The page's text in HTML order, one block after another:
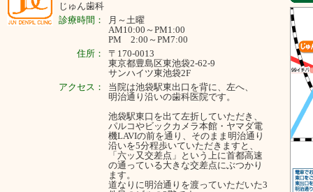
じゅん歯科
診療時間：
月～ 土曜
AM10:00～PM1:00
PM 2:00～PM7:00
住所：
〒170-0013
東京都豊島区東池袋2-62-9
サンハイツ東池袋2F
アクセス：
当院は池袋駅東出口を背に、左へ、
明治通り沿いの歯科医院です。
池袋駅東口を出て左折していただき、
パルコやビックカメラ本館・ヤマダ電
機LAVIの前を通り、そのまま明治通り
沿いを5分程歩いていただきますと、
「六ッ又交差点」という上に首都高速
の通っている大きな交差点にぶつかり
ます。
道なりに明治通りを渡っていただいた3